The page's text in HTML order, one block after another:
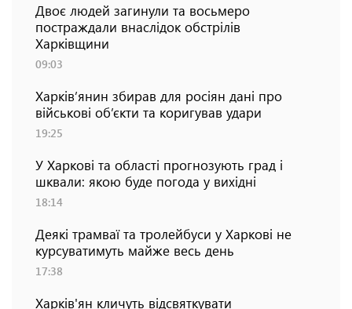
Двоє людей загинули та восьмеро
постраждали внаслідок обстрілів
Харківщини
09:03
Харків’янин збирав для росіян дані про
військові об’єкти та коригував удари
19:25
У Харкові та області прогнозують град і
шквали: якою буде погода у вихідні
18:14
Деякі трамваї та тролейбуси у Харкові не
курсуватимуть майже весь день
17:38
Харків'ян кличуть відсвяткувати